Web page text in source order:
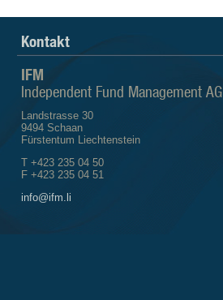
Kontakt
IFM
Independent Fund Management AG
Landstrasse 30
9494 Schaan
Fürstentum Liechtenstein
T +423 235 04 50
F +423 235 04 51
info@ifm.li